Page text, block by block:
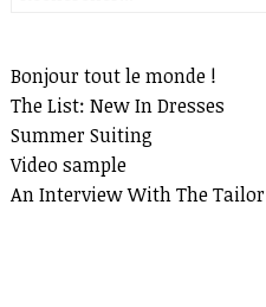
Bonjour tout le monde !
The List: New In Dresses
Summer Suiting
Video sample
An Interview With The Tailor